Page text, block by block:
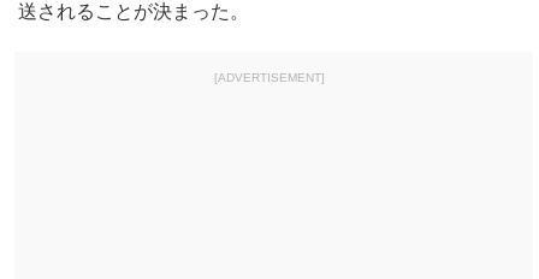
送されることが決まった。
[ADVERTISEMENT]